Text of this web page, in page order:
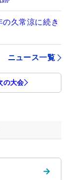
久常涼に続き
ニュース一覧
の大会
→